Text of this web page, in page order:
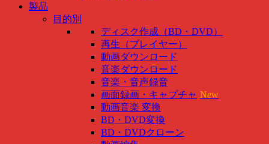
製品
目的別
ディスク作成（BD・DVD）
再生（プレイヤー）
動画ダウンロード
音楽ダウンロード
音楽・音声録音
画面録画・キャプチャ New
動画音楽 変換
BD・DVD変換
BD・DVDクローン